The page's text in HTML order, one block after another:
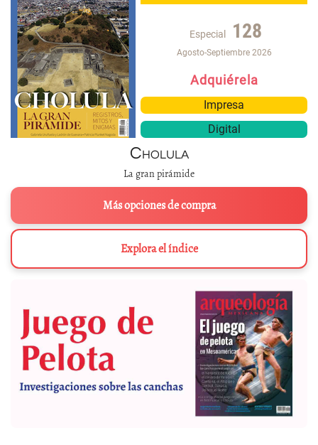
Especial 128
Agosto-Septiembre 2026
Adquiérela
Impresa
Digital
Cholula
La gran pirámide
Más opciones de compra
Explora el índice